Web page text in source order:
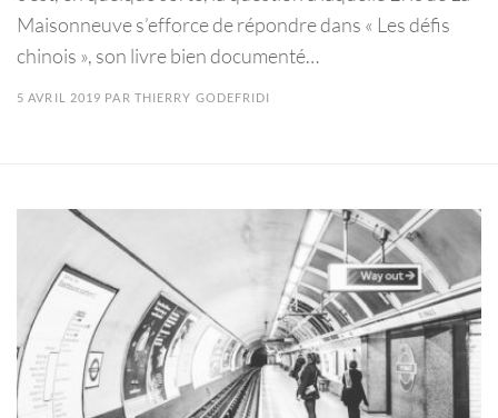
Maisonneuve s’efforce de répondre dans « Les défis
chinois », son livre bien documenté…
5 AVRIL 2019 PAR THIERRY GODEFRIDI